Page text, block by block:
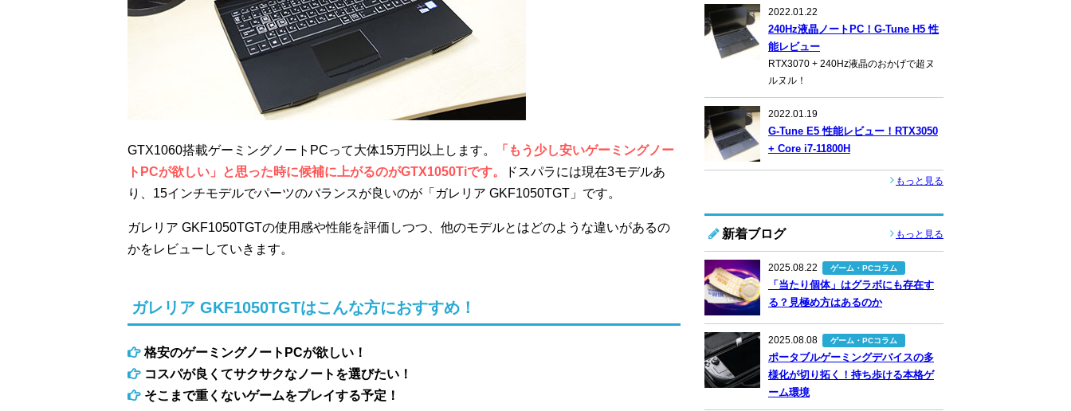
GTX1060搭載ゲーミングノートPCって大体15万円以上します。
「もう少し安いゲーミングノー
トPCが欲しい」と思った時に候補に上がるのがGTX1050Tiです。
ドスパラには現在3モデルあ
り、15インチモデルでパーツのバランスが良いのが「ガレリア GKF1050TGT」です。
ガレリア GKF1050TGTの使用感や性能を評価しつつ、他のモデルとはどのような違いがあるの
かをレビューしていきます。
ガレリア GKF1050TGTはこんな方におすすめ！
格安のゲーミングノートPCが欲しい！
コスパが良くてサクサクなノートを選びたい！
そこまで重くないゲームをプレイする予定！
2022.01.22
240Hz液晶ノートPC！G-Tune H5 性
能レビュー
RTX3070 + 240Hz液晶のおかげで超ヌ
ルヌル！
2022.01.19
G-Tune E5 性能レビュー！RTX3050
+ Core i7-11800H
もっと見る
新着ブログ もっと見る
2025.08.22 ゲーム・PCコラム
「当たり個体」はグラボにも存在す
る？見極め方はあるのか
2025.08.08 ゲーム・PCコラム
ポータブルゲーミングデバイスの多
様化が切り拓く！持ち歩ける本格ゲ
ーム環境